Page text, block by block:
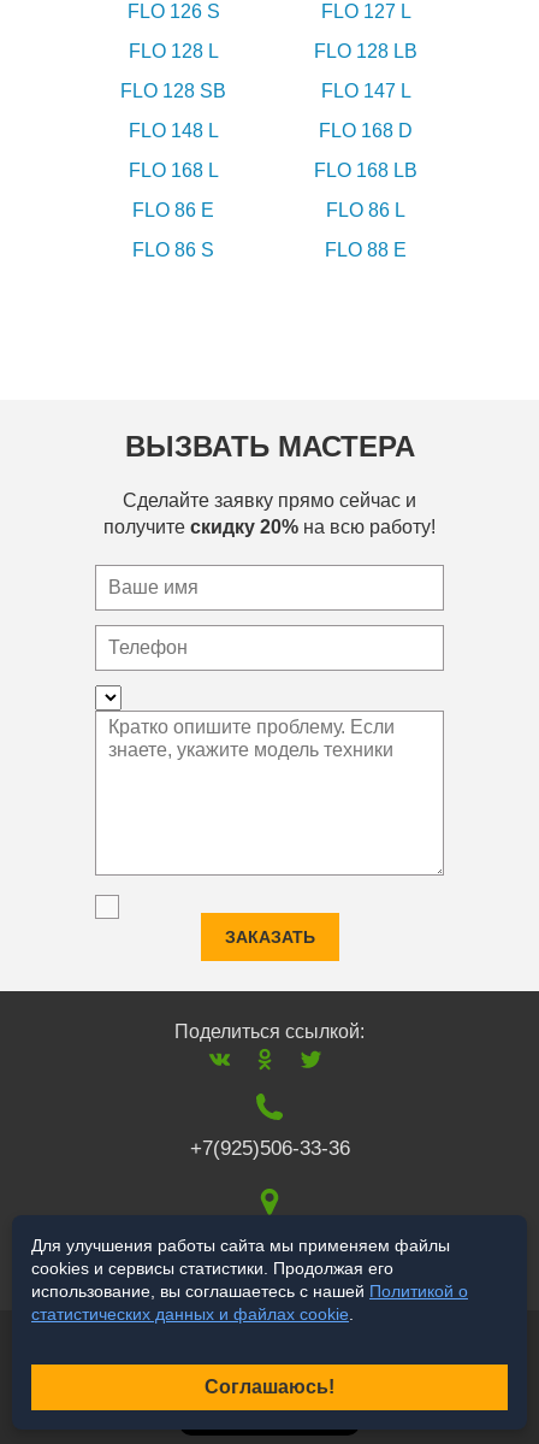
FLO 126 S
FLO 127 L
FLO 128 L
FLO 128 LB
FLO 128 SB
FLO 147 L
FLO 148 L
FLO 168 D
FLO 168 L
FLO 168 LB
FLO 86 E
FLO 86 L
FLO 86 S
FLO 88 E
ВЫЗВАТЬ МАСТЕРА
Сделайте заявку прямо сейчас и
получите скидку 20% на всю работу!
ЗАКАЗАТЬ
Поделиться ссылкой:
+7(925)506-33-36
117519,г. Москва,
Варшавское ш., 132
Продвижение сайта
Для улучшения работы сайта мы применяем файлы
cookies и сервисы статистики. Продолжая его
использование, вы соглашаетесь с нашей Политикой о
статистических данных и файлах cookie
Соглашаюсь!